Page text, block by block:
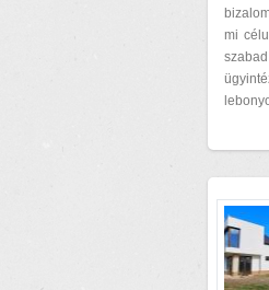
mi